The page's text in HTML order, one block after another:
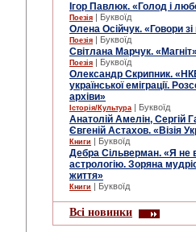
Ігор Павлюк. «Голод і
Поезія | Буквоїд
Олена Осійчук. «Говори
Поезія | Буквоїд
Світлана Марчук. «Магніт»
Поезія | Буквоїд
Олександр Скрипник.
української еміграції.
архіви»
Історія/Культура | Буквоїд
Анатолій Амелін, Сергій
Євгеній Астахов. «Візія
Книги | Буквоїд
Дебра Сільверман. «Я не
астрологію. Зоряна
життя»
Книги | Буквоїд
Всі новинки